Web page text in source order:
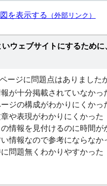
を表示する （外部リンク）
いウェブサイトにするため
ージに問題点はありました
が十分掲載されていなかっ
ジの構成がわかりにくかっ
や表現がわかりにくかった
の情報を見付けるのに時間が
情報なので参考にならなか
問題無くわかりやすかった